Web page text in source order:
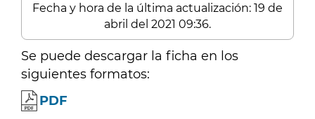
Fecha y hora de la última actualización: 19 de
abril del 2021 09:36.
Se puede descargar la ficha en los
siguientes formatos:
PDF